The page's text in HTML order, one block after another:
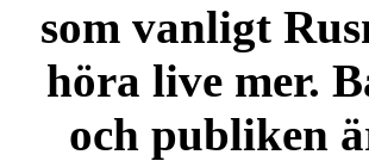
som vanligt
höra live mer.
och publiken